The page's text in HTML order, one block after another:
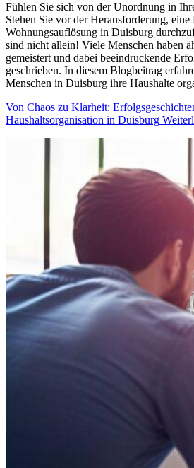
Fühlen Sie sich von der Unordnung in
Stehen Sie vor der Herausforderung,
Wohnungsauflösung in Duisburg
sind nicht allein! Viele Menschen haben
gemeistert und dabei beeindruckende
geschrieben. In diesem Blogbeitrag
Menschen in Duisburg ihre Haushalte
Von Chaos zu Klarheit:
Haushaltsorganisation in Duisburg